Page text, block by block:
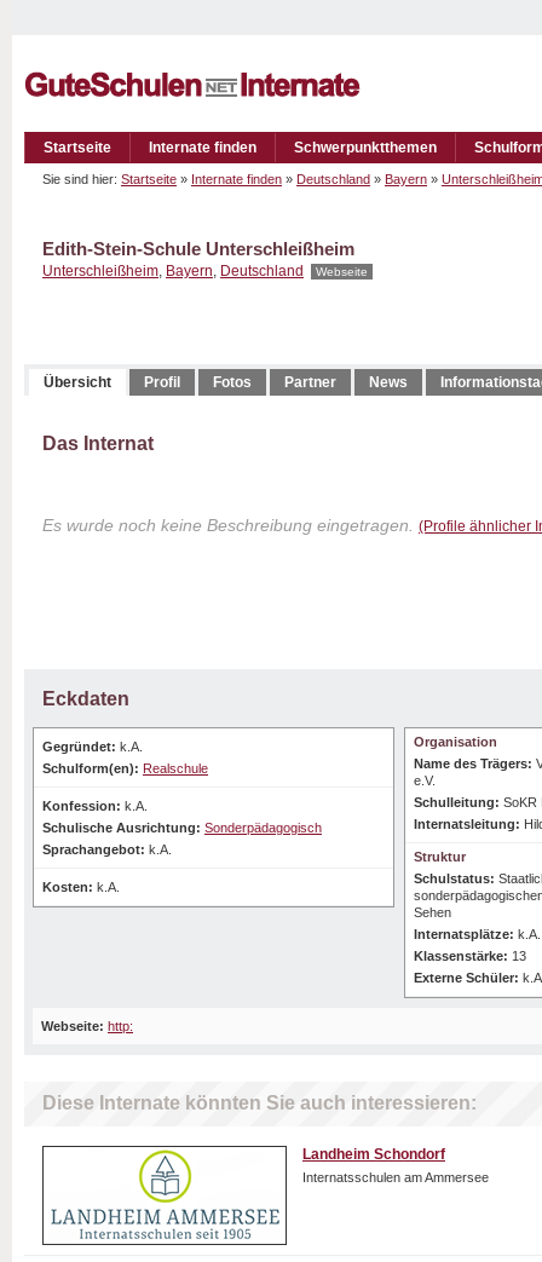
Startseite Internate finden Schwerpunktthemen
Sie sind hier: Startseite » Internate finden » Deutschland » Bayern »
Edith-Stein-Schule Unterschleißheim
Unterschleißheim, Bayern, Deutschland Webseite
Übersicht Profil Fotos Partner News
Das Internat
Es wurde noch keine Beschreibung eingetragen. (Profile ähnlicher
Eckdaten
Gegründet: k.A.
Schulform(en): Realschule
Konfession: k.A.
Schulische Ausrichtung: Sonderpädagogisch
Sprachangebot: k.A.
Kosten: k.A.
Organisation
Name des Trägers:
e.V.
Schulleitung: SoKR
Internatsleitung:
Struktur
Schulstatus:
Sehen
Internatsplätze: k.A.
Klassenstärke: 13
Externe Schüler:
Webseite: http:
Diese Internate könnten Sie auch interessieren:
Landheim Schondorf
Internatsschulen am Ammersee